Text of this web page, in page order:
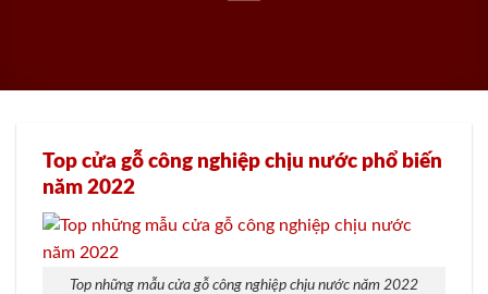
Top cửa gỗ công nghiệp chịu nước phổ biến
năm 2022
Top những mẫu cửa gỗ công nghiệp chịu nước năm 2022